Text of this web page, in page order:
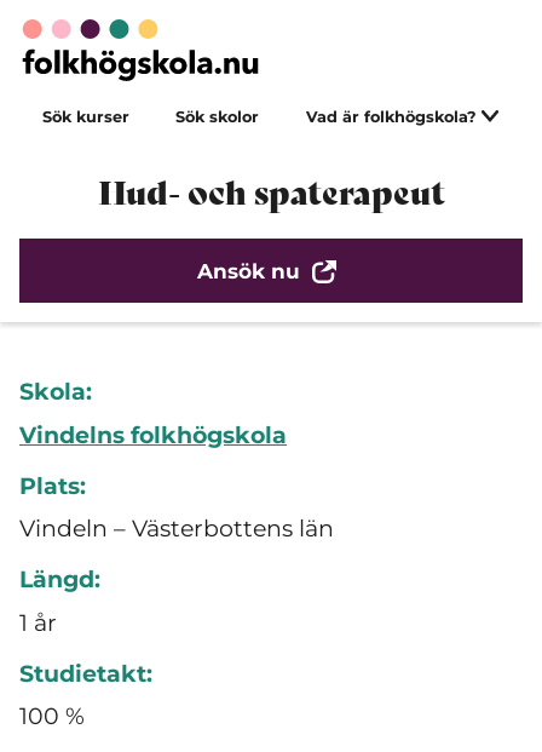
Sök kurser Sök skolor Vad är folkhögskola?
Hud- och spaterapeut
Ansök nu
Skola:
Vindelns folkhögskola
Plats:
Vindeln – Västerbottens län
Längd:
1 år
Studietakt:
100 %